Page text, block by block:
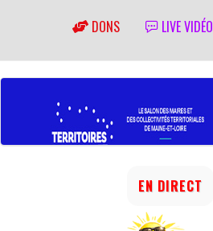
DONS LIVE VIDÉO
EN DIRECT